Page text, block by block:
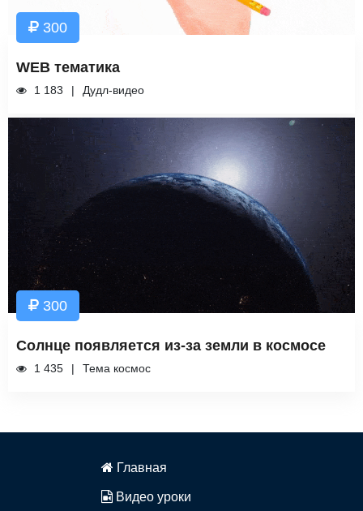
300
WEB тематика
1 183 Дудл-видео
300
Солнце появляется из-за земли в космосе
1 435 Тема космос
Главная
Видео уроки